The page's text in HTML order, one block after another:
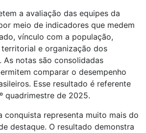
a avaliação das equipes da
meio de indicadores que medem
vínculo com a população,
e organização dos
As notas são consolidadas
comparar o desempenho
Esse resultado é referente
quadrimestre de 2025.
conquista representa muito mais do
destaque. O resultado demonstra